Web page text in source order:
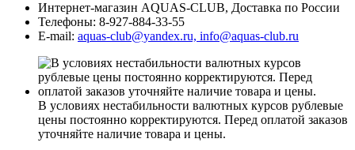
Интернет-магазин AQUAS-CLUB, Доставка по России
Телефоны: 8-927-884-33-55
E-mail: aquas-club@yandex.ru, info@aquas-club.ru
В условиях нестабильности валютных курсов рублевые
цены постоянно корректируются. Перед оплатой заказов
уточняйте наличие товара и цены.